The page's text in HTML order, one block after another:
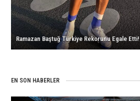
Ramazan Baştuğ Türkiye Rekorunu Egale Etti!
EN SON HABERLER